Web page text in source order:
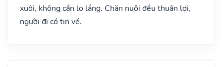
xuôi, không cần lo lắng. Chăn nuôi đều thuận lợi,
người đi có tin về.